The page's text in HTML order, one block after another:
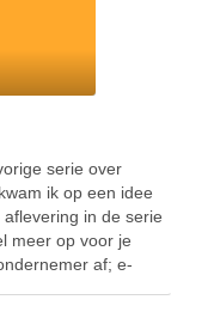
serie over
ik op een idee
in de serie
meer op voor je
af; e-